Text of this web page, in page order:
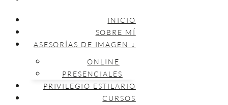
INICIO
SOBRE MÍ
ASESORÍAS DE IMAGEN ↓
ONLINE
PRESENCIALES
PRIVILEGIO ESTILARIO
CURSOS